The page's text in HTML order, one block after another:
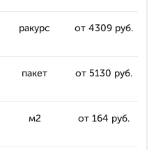
ракурс от 4309 руб.
пакет от 5130 руб.
м2 от 164 руб.